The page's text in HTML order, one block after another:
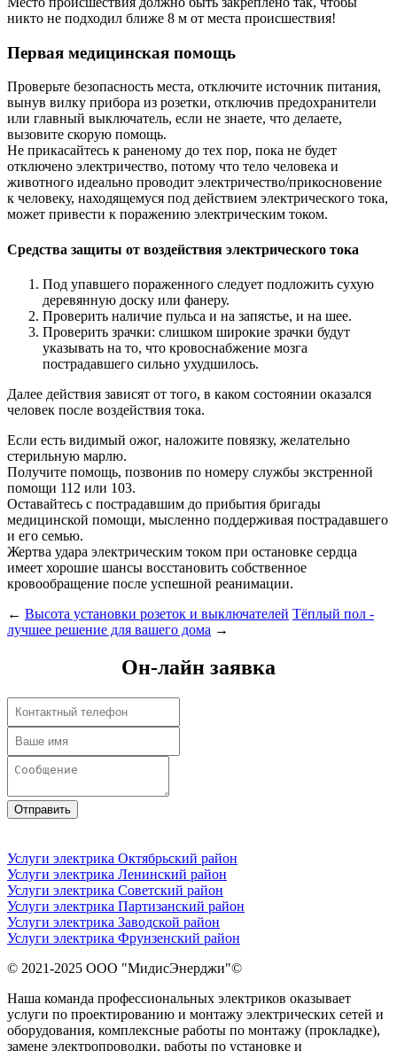
никто не подходил ближе 8 м от места происшествия!
Первая медицинская помощь
Проверьте безопасность места, отключите источник питания,
вынув вилку прибора из розетки, отключив предохранители
или главный выключатель, если не знаете, что делаете,
вызовите скорую помощь.
Не прикасайтесь к раненому до тех пор, пока не будет
отключено электричество, потому что тело человека и
животного идеально проводит электричество/прикосновение
к человеку, находящемуся под действием электрического тока,
может привести к поражению электрическим током.
Средства защиты от воздействия электрического тока
Под упавшего пораженного следует подложить сухую
деревянную доску или фанеру.
Проверить наличие пульса и на запястье, и на шее.
Проверить зрачки: слишком широкие зрачки будут
указывать на то, что кровоснабжение мозга
пострадавшего сильно ухудшилось.
Далее действия зависят от того, в каком состоянии оказался
человек после воздействия тока.
Если есть видимый ожог, наложите повязку, желательно
стерильную марлю.
Получите помощь, позвонив по номеру службы экстренной
помощи 112 или 103.
Оставайтесь с пострадавшим до прибытия бригады
медицинской помощи, мысленно поддерживая пострадавшего
и его семью.
Жертва удара электрическим током при остановке сердца
имеет хорошие шансы восстановить собственное
кровообращение после успешной реанимации.
← Высота установки розеток и выключателей Тёплый пол -
лучшее решение для вашего дома →
Он-лайн заявка
Отправить
Услуги электрика Октябрьский район
Услуги электрика Ленинский район
Услуги электрика Советский район
Услуги электрика Партизанский район
Услуги электрика Заводской район
Услуги электрика Фрунзенский район
© 2021-2025 ООО "МидисЭнерджи"©
Наша команда профессиональных электриков оказывает
услуги по проектированию и монтажу электрических сетей и
оборудования, комплексные работы по монтажу (прокладке),
замене электропроводки, работы по установке и